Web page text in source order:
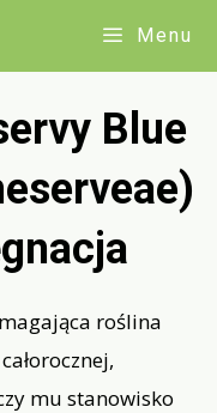
Menu
Blue
roślina
mu stanowisko